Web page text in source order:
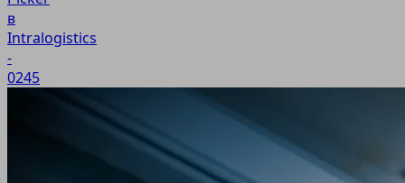
в
Intralogistics
-
0245